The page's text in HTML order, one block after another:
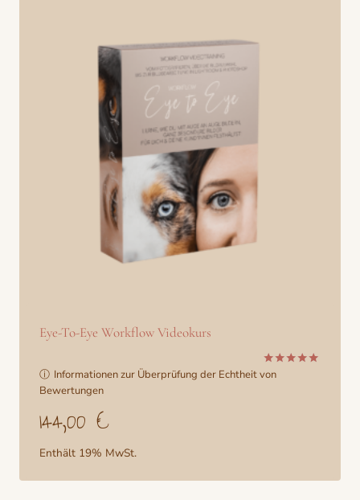
Eye-To-Eye Workflow Videokurs
Bewertet
ⓘ Informationen zur Überprüfung der Echtheit von
Bewertungen
144,00 €
Enthält 19% MwSt.